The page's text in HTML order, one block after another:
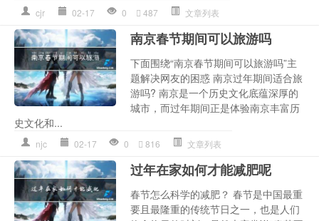
cjr 02-17 0 487 文章列表
南京春节期间可以旅游吗
下面围绕“南京春节期间可以旅游吗”主
题解决网友的困惑 南京过年期间适合旅
游吗? 南京是一个历史文化底蕴深厚的
城市，而过年期间正是体验南京丰富历
史文化和...
njc 02-17 0 816 文章列表
过年在家如何才能减肥呢
春节怎么科学的减肥？ 春节是中国最重
要且最隆重的传统节日之一，也是人们